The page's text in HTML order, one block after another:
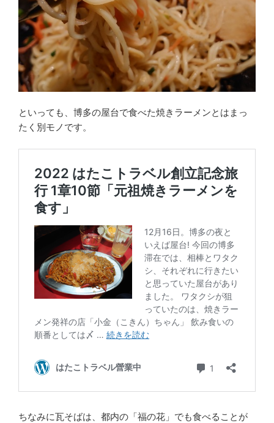
といっても、博多の屋台で食べた焼きラーメンとはまっ
たく別モノです。
ちなみに瓦そばは、都内の「福の花」でも食べることが